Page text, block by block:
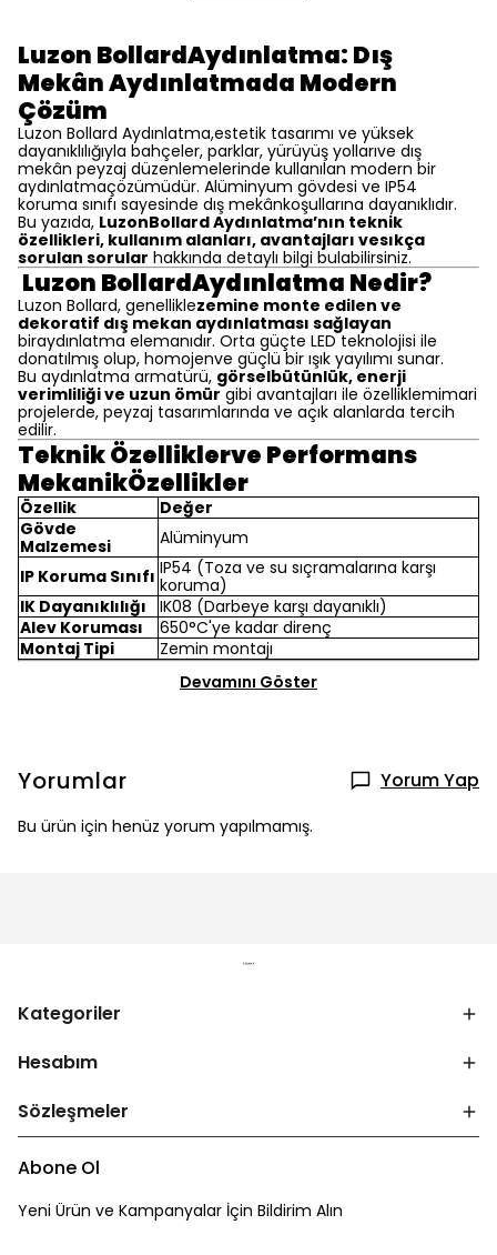
Luzon BollardAydınlatma: Dış
Mekân Aydınlatmada Modern
Çözüm
Luzon Bollard Aydınlatma,estetik tasarımı ve yüksek
dayanıklılığıyla bahçeler, parklar, yürüyüş yollarıve dış
mekân peyzaj düzenlemelerinde kullanılan modern bir
aydınlatmaçözümüdür. Alüminyum gövdesi ve IP54
koruma sınıfı sayesinde dış mekânkoşullarına dayanıklıdır.
Bu yazıda, LuzonBollard Aydınlatma’nın teknik
özellikleri, kullanım alanları, avantajları vesıkça
sorulan sorular hakkında detaylı bilgi bulabilirsiniz.
Luzon BollardAydınlatma Nedir?
Luzon Bollard, genelliklezemine monte edilen ve
dekoratif dış mekan aydınlatması sağlayan
biraydınlatma elemanıdır. Orta güçte LED teknolojisi ile
donatılmış olup, homojenve güçlü bir ışık yayılımı sunar.
Bu aydınlatma armatürü, görselbütünlük, enerji
verimliliği ve uzun ömür gibi avantajları ile özelliklemimari
projelerde, peyzaj tasarımlarında ve açık alanlarda tercih
edilir.
Teknik Özelliklerve Performans
MekanikÖzellikler
Özellik
Değer
Gövde
Malzemesi
Alüminyum
IP Koruma Sınıfı IP54 (Toza ve su sıçramalarına karşı
koruma)
IK Dayanıklılığı
IK08 (Darbeye karşı dayanıklı)
Alev Koruması
650°C'ye kadar direnç
Montaj Tipi
Zemin montajı
Devamını Göster
Yorumlar Yorum Yap
Bu ürün için henüz yorum yapılmamış.
Kategoriler
Hesabım
Sözleşmeler
Abone Ol
Yeni Ürün ve Kampanyalar İçin Bildirim Alın